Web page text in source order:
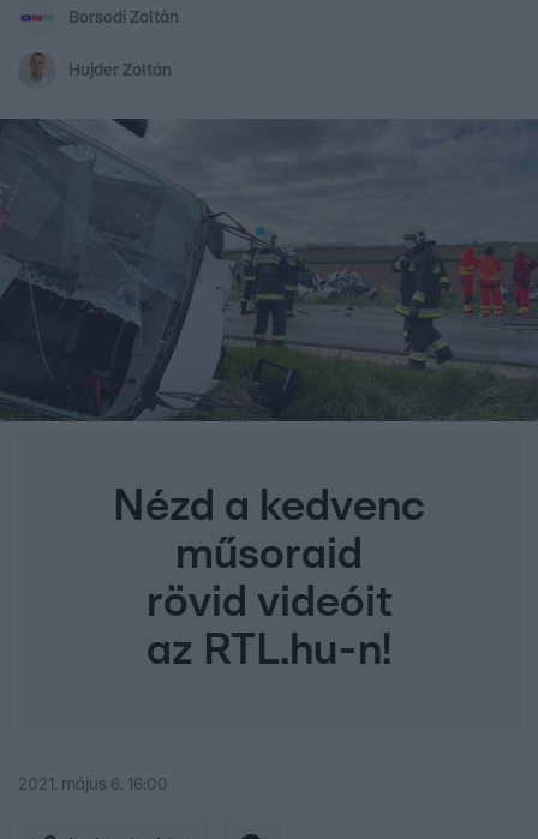
Borsodi Zoltán
Hujder Zoltán
Nézd a kedvenc
műsoraid
rövid videóit
az RTL.hu-n!
2021. május 6. 16:00